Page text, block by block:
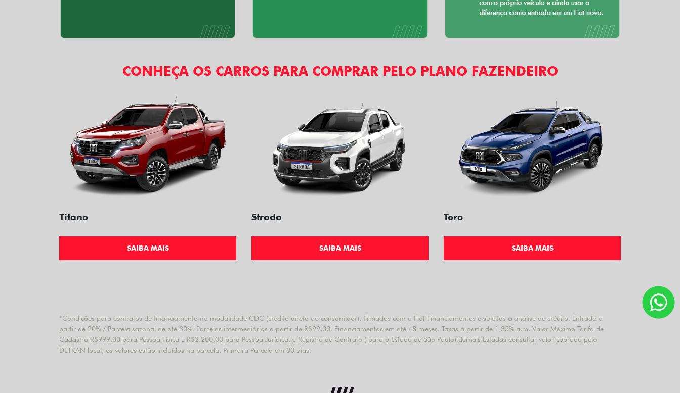
CONHEÇA OS CARROS PARA COMPRAR PELO PLANO FAZENDEIRO
Titano
SAIBA MAIS
Strada
SAIBA MAIS
Toro
SAIBA MAIS
*Condições para contratos de financiamento na modalidade CDC (crédito direto ao consumidor), firmados com a Fiat Financiamentos e sujeitas a análise de crédito. Entrada a
partir de 20% / Parcela sazonal de até 30%. Parcelas intermediários a partir de R$99,00. Financiamentos em até 48 meses. Taxas à partir de 1,35% a.m. Valor Máximo Tarifa de
Cadastro R$999,00 para Pessoa Física e R$2.200,00 para Pessoa Jurídica, e Registro de Contrato ( para o Estado de São Paulo) demais Estados consultar valor cobrado pelo
DETRAN local, os valores estão incluídos na parcela. Primeira Parcela em 30 dias.